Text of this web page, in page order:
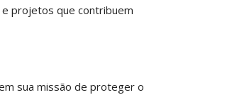
projetos que contribuem
sua missão de proteger o